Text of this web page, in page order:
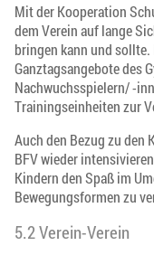
Mit der Kooperation
dem Verein auf lange
bringen kann und
Ganztagsangebote des
Nachwuchsspielern/ -
Trainingseinheiten zur
Auch den Bezug zu den
BFV wieder
Kindern den Spaß im
Bewegungsformen zu
5.2 Verein-Verein